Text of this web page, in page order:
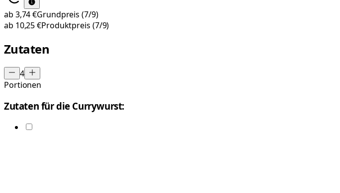
ab 3,74 €Grundpreis (7/9)
ab 10,25 €Produktpreis (7/9)
Zutaten
4
Portionen
Zutaten für die Currywurst: